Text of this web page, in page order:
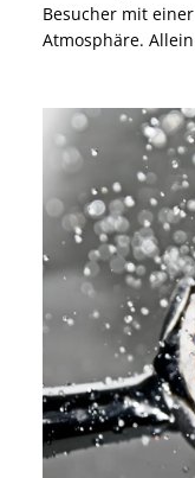
Besucher mit
Atmosphäre.
die
Mobilitätshilfe